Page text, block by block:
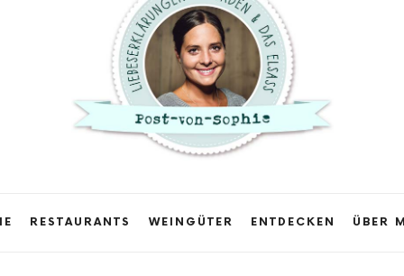
von
Sophie
RESTAURANTS WEINGÜTER ENTDECKEN ÜBER